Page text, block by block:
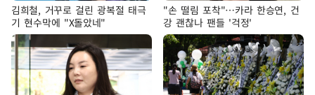
김희철, 거꾸로 걸린 광복절 태극
기 현수막에 "X돌았네"
"손 떨림 포착"…카라 한승연, 건
강 괜찮나 팬들 '걱정'